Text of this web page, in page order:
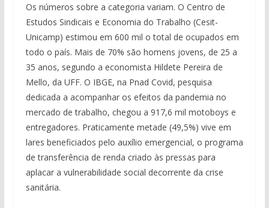
Os números sobre a categoria variam. O Centro de
Estudos Sindicais e Economia do Trabalho (Cesit-
Unicamp) estimou em 600 mil o total de ocupados em
todo o país. Mais de 70% são homens jovens, de 25 a
35 anos, segundo a economista Hildete Pereira de
Mello, da UFF. O IBGE, na Pnad Covid, pesquisa
dedicada a acompanhar os efeitos da pandemia no
mercado de trabalho, chegou a 917,6 mil motoboys e
entregadores. Praticamente metade (49,5%) vive em
lares beneficiados pelo auxílio emergencial, o programa
de transferência de renda criado às pressas para
aplacar a vulnerabilidade social decorrente da crise
sanitária.